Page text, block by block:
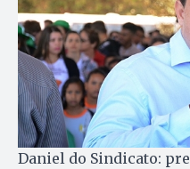
Daniel do Sindicato: